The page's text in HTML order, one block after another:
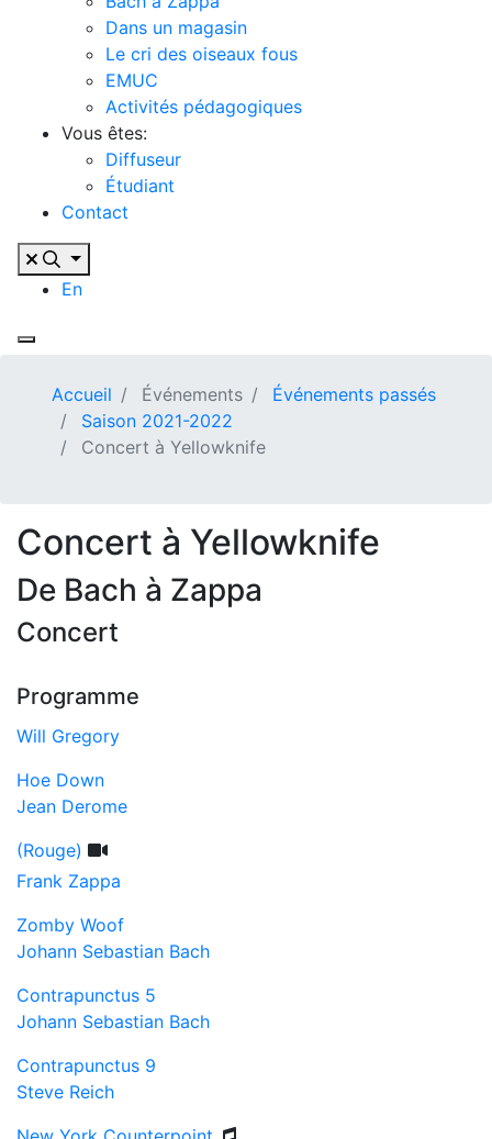
Dans un magasin
Le cri des oiseaux fous
EMUC
Activités pédagogiques
Vous êtes:
Diffuseur
Étudiant
Contact
En
Accueil Événements
Événements passés
Saison 2021-2022
Concert à Yellowknife
Concert à Yellowknife
De Bach à Zappa
Concert
Programme
Will Gregory
Hoe Down
Jean Derome
(Rouge)
Frank Zappa
Zomby Woof
Johann Sebastian Bach
Contrapunctus 5
Johann Sebastian Bach
Contrapunctus 9
Steve Reich